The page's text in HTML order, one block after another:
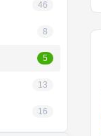
46
8
5
13
16